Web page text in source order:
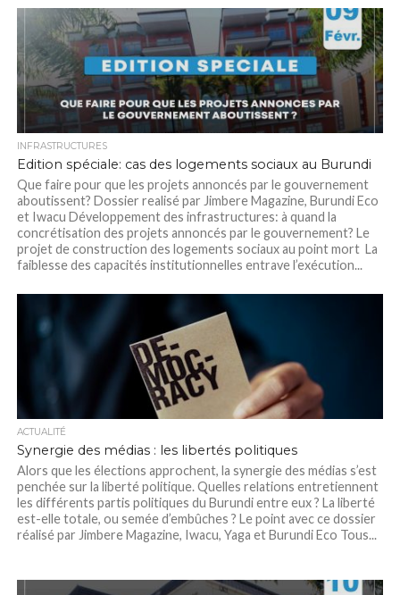
INFRASTRUCTURES
Edition spéciale: cas des logements sociaux au Burundi
Que faire pour que les projets annoncés par le gouvernement
aboutissent? Dossier realisé par Jimbere Magazine, Burundi Eco
et Iwacu Développement des infrastructures: à quand la
concrétisation des projets annoncés par le gouvernement? Le
projet de construction des logements sociaux au point mort La
faiblesse des capacités institutionnelles entrave l’exécution...
ACTUALITÉ
Synergie des médias : les libertés politiques
Alors que les élections approchent, la synergie des médias s’est
penchée sur la liberté politique. Quelles relations entretiennent
les différents partis politiques du Burundi entre eux ? La liberté
est-elle totale, ou semée d’embûches ? Le point avec ce dossier
réalisé par Jimbere Magazine, Iwacu, Yaga et Burundi Eco Tous...